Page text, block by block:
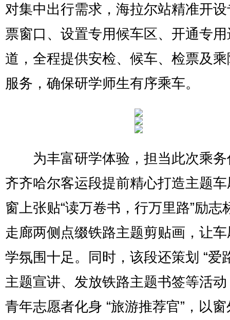
对集中出行需求，海拉尔站精准开
票窗口、设置专用候车区、开通专
道，全程提供安检、候车、检票及
服务，确保研学师生有序乘车。
为丰富研学体验，担当此次乘务
齐齐哈尔客运段提前精心打造主题
窗上张贴“读万卷书，行万里路”励志
走廊两侧点缀铁路主题剪贴画，让
学氛围十足。同时，该段还策划 “爱
主题宣讲、发放铁路主题书签等活
青年志愿者化身 “旅游推荐官”，以